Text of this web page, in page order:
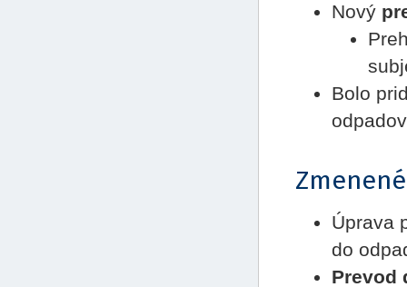
Nový
Bolo
odpadov
Zmenené
Úprava
do
Prevod